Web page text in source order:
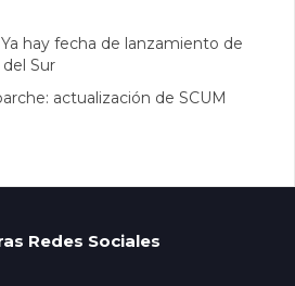
Ya hay fecha de lanzamiento de
Sur
actualización de SCUM
Redes Sociales